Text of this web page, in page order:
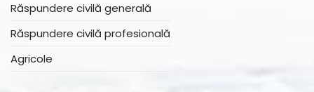
Răspundere civilă generală
Răspundere civilă profesională
Agricole